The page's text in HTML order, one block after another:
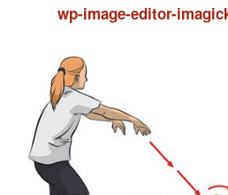
wp-image-editor-